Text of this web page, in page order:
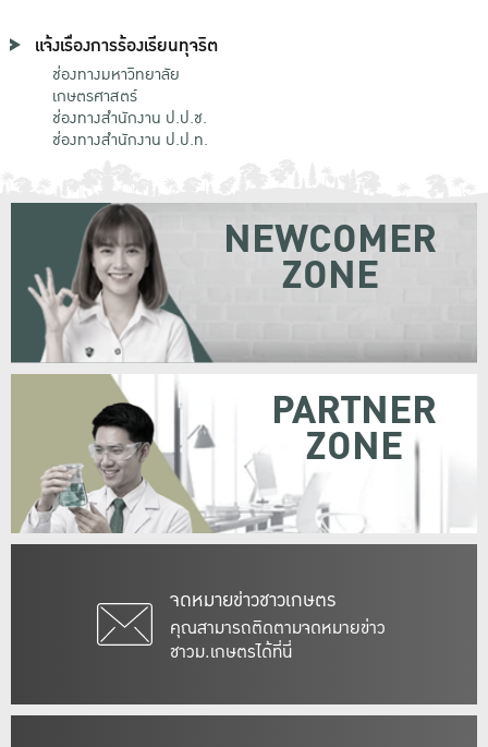
แจ้งเรื่องการร้องเรียนทุจริต
ช่องทางมหาวิทยาลัย
เกษตรศาสตร์
ช่องทางสำนักงาน ป.ป.ช.
ช่องทางสำนักงาน ป.ป.ท.
จดหมายข่าวชาวเกษตร
คุณสามารถติดตามจดหมายข่าว
ชาวม.เกษตรได้ที่นี่
NEWCOMER
ZONE
PARTNER
ZONE